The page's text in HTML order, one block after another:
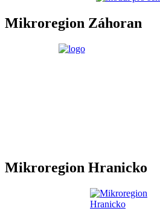
Mikroregion Záhoran
Mikroregion Hranicko